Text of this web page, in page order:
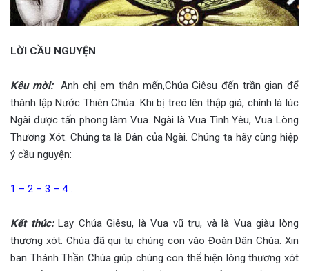
LỜI CẦU NGUYỆN
Kêu mời:Anh chị em thân mến,Chúa Giêsu đến trần gian để
thành lập Nước Thiên Chúa. Khi bị treo lên thập giá, chính là lúc
Ngài được tấn phong làm Vua. Ngài là Vua Tình Yêu, Vua Lòng
Thương Xót. Chúng ta là Dân của Ngài. Chúng ta hãy cùng hiệp
ý cầu nguyện:
1 – 2 – 3 – 4 .
Kết thúc:Lạy Chúa Giêsu, là Vua vũ trụ, và là Vua giàu lòng
thương xót. Chúa đã qui tụ chúng con vào Đoàn Dân Chúa. Xin
ban Thánh Thần Chúa giúp chúng con thể hiện lòng thương xót